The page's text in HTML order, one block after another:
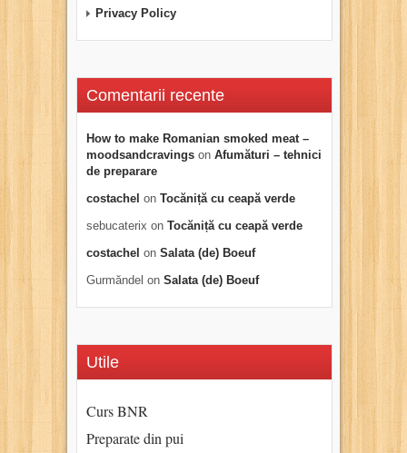
Privacy Policy
Comentarii recente
How to make Romanian smoked meat –
moodsandcravings on Afumături – tehnici
de preparare
costachel on Tocăniță cu ceapă verde
sebucaterix on Tocăniță cu ceapă verde
costachel on Salata (de) Boeuf
Gurmăndel on Salata (de) Boeuf
Utile
Curs BNR
Preparate din pui